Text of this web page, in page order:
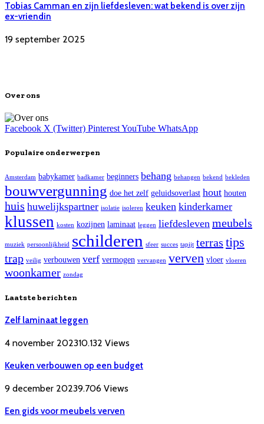
Tobias Camman en zijn liefdesleven: wat bekend is over zijn
ex-vriendin
19 september 2025
Over ons
Facebook X (Twitter) PinterestYouTube WhatsApp
Populaire onderwerpen
Amsterdam babykamer badkamer beginners behang behangen bekend bekleden
bouwvergunning doe het zelf geluidsoverlast hout houten
huis huwelijkspartner isolatie isoleren keuken kinderkamer
klussen kosten kozijnen laminaat leggen liefdesleven meubels
muziek persoonlijkheid schilderen sfeer succes tapijt terras tips
trap veilig verbouwen verf vermogen vervangen verven vloer vloeren
woonkamer zondag
Laatste berichten
Zelf laminaat leggen
4 november 202310.132 Views
Keuken verbouwen op een budget
9 december 20239.706 Views
Een gids voor meubels verven